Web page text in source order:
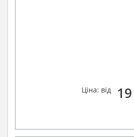
Ціна: від